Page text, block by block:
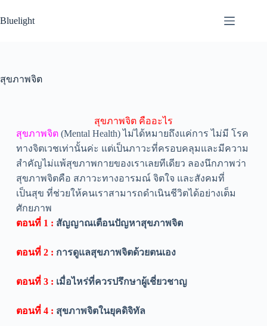
Bluelight
สุขภาพจิต
สุขภาพจิต คืออะไร
สุขภาพจิต(Mental Health) ไม่ได้หมายถึงแค่การ ไม่มี โรค
ทางจิตเวชเท่านั้นค่ะ แต่เป็นภาวะที่ครอบคลุมและมีความ
สำคัญไม่แพ้สุขภาพกายของเราเลยทีเดียว ลองนึกภาพว่า
สุขภาพจิตคือ สภาวะทางอารมณ์ จิตใจ และสังคมที่
เป็นสุข ที่ช่วยให้คนเราสามารถดำเนินชีวิตได้อย่างเต็ม
ศักยภาพ
ตอนที่ 1 : สัญญาณเตือนปัญหาสุขภาพจิต
ตอนที่ 2 : การดูแลสุขภาพจิตด้วยตนเอง
ตอนที่ 3 : เมื่อไหร่ที่ควรปรึกษาผู้เชี่ยวชาญ
ตอนที่ 4 : สุขภาพจิตในยุคดิจิทัล